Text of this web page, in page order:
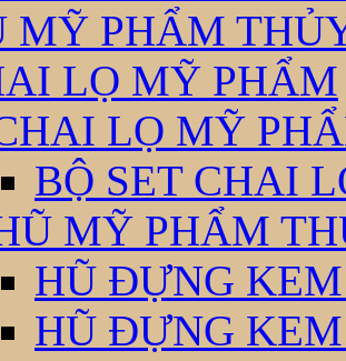
MỸ PHẨM
LỌ MỸ PHẨM
LỌ MỸ
BỘ SET CHAI
MỸ PHẨM
HŨ ĐỰNG
HŨ ĐỰNG